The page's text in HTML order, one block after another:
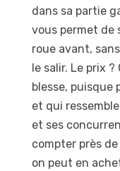
dans sa partie
vous permet de
roue avant,
le salir. Le prix
blesse, puisque
et qui
et ses
compter près
on peut en